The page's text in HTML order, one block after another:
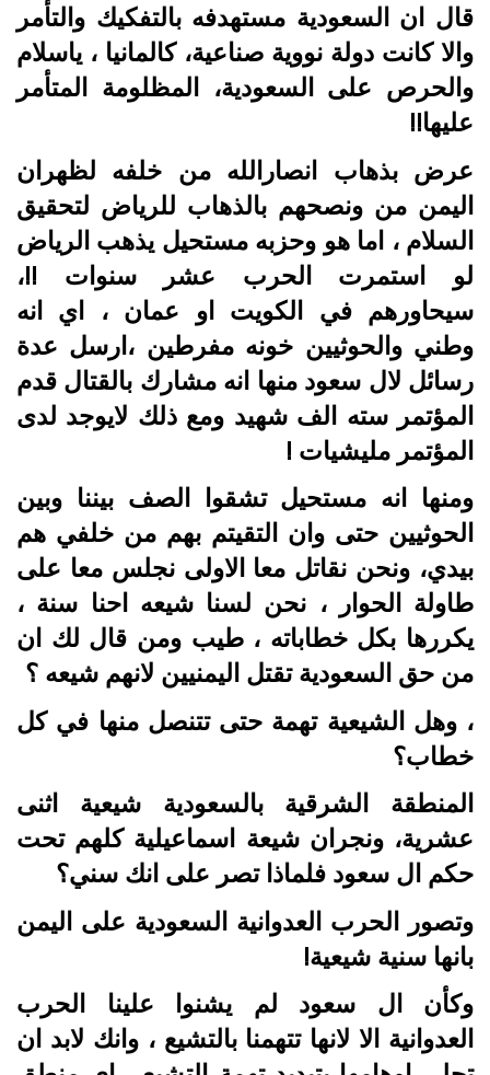
قال ان السعودية مستهدفه بالتفكيك والتأمر
والا كانت دولة نووية صناعية، كالمانيا ، ياسلام
والحرص على السعودية، المظلومة المتأمر
عليها!!
عرض بذهاب انصارالله من خلفه لظهران
اليمن من ونصحهم بالذهاب للرياض لتحقيق
السلام ، اما هو وحزبه مستحيل يذهب الرياض
لو استمرت الحرب عشر سنوات !!،
سيحاورهم في الكويت او عمان ، اي انه
وطني والحوثيين خونه مفرطين ،ارسل عدة
رسائل لال سعود منها انه مشارك بالقتال قدم
المؤتمر سته الف شهيد ومع ذلك لايوجد لدى
المؤتمر مليشيات !
ومنها انه مستحيل تشقوا الصف بيننا وبين
الحوثيين حتى وان التقيتم بهم من خلفي هم
بيدي، ونحن نقاتل معا الاولى نجلس معا على
طاولة الحوار ، نحن لسنا شيعه احنا سنة ،
يكررها بكل خطاباته ، طيب ومن قال لك ان
من حق السعودية تقتل اليمنيين لانهم شيعه ؟
، وهل الشيعية تهمة حتى تتنصل منها في كل
خطاب؟
المنطقة الشرقية بالسعودية شيعية اثنى
عشرية، ونجران شيعة اسماعيلية كلهم تحت
حكم ال سعود فلماذا تصر على انك سني؟
وتصور الحرب العدوانية السعودية على اليمن
بانها سنية شيعية!
وكأن ال سعود لم يشنوا علينا الحرب
العدوانية الا لانها تتهمنا بالتشيع ، وانك لابد ان